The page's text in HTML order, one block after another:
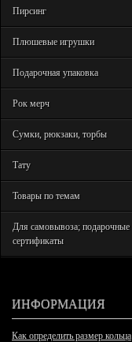
Пирсинг
Плюшевые игрушки
Подарочная упаковка
Рок мерч
Сумки, рюкзаки, торбы
Тату
Товары по темам
Для самовывоза; подарочные
сертификаты
ИНФОРМАЦИЯ
Как определить размер кольца